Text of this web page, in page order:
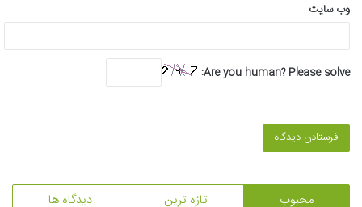
وب‌ سایت
Are you human? Please solve:
محبوب تازه ترین دیدگاه ها